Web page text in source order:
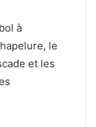
à
le
et les